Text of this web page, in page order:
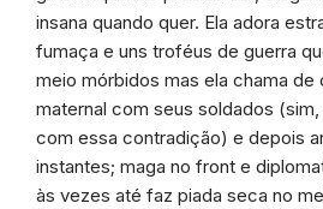
insana quando quer. Ela adora
fumaça e uns troféus de guerra
meio mórbidos mas ela chama
maternal com seus soldados
com essa contradição) e depois
instantes; maga no front e
às vezes até faz piada seca no